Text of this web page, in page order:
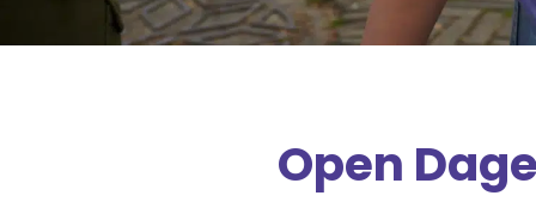
Open